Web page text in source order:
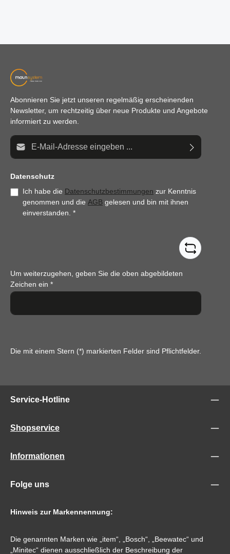
Abonnieren Sie jetzt unseren regelmäßig erscheinenden
Newsletter, um rechtzeitig über neue Produkte und Angebote
informiert zu werden.
E-Mail-Adresse*
Datenschutz
Ich habe die Datenschutzbestimmungen zur Kenntnis
genommen und die AGB gelesen und bin mit ihnen
einverstanden. *
Um weiterzugehen, geben Sie die oben abgebildeten
Zeichen ein *
Die mit einem Stern (*) markierten Felder sind Pflichtfelder.
Service-Hotline
Shopservice
Informationen
Folge uns
Hinweis zur Markennennung:
Die genannten Marken wie „item“, „Bosch“, „Beewatec“ und
„Minitec“ dienen ausschließlich der Beschreibung der